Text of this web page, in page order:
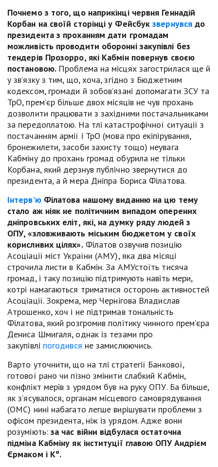
Почнемо з того, що наприкінці червня Геннадій
Корбан на своїй сторінці у Фейсбукзвернувсядо
президента з проханням дати громадам
можливість проводити оборонні закупівлі без
тендерів Прозорро, які Кабмін повернув своєю
постановою. Проблема на місцях загострилася ще й
у зв’язку з тим, що, хоча, згідно з Бюджетним
кодексом, громади й зобов’язані допомагати ЗСУ та
ТрО, прем’єр більше двох місяців не чув прохань
дозволити працювати з західними постачальниками
за передоплатою. На тлі катастрофічної ситуації з
постачанням армії і ТрО (мова про екіпірування,
бронежилети, засоби захисту тощо) неувага
Кабміну до прохань громад обурила не тільки
Корбана, який дерзнув публічно звернутися до
президента, а й мера Дніпра Бориса Філатова.
Інтерв’юФілатова нашому виданню на цю тему
стало аж ніяк не політичним випадом оперених
дніпровських еліт, які, на думку ряду людей з
ОПУ, «зловживають міським бюджетом у своїх
корисливих цілях».Філатов озвучив позицію
Асоціації міст України (АМУ), яка два місяці
строчила листи в Кабмін. За АМУстоїть тисяча
громад, і таку позицію підтримують навіть мери,
котрі намагаються триматися осторонь активностей
Асоціації. Зокрема, мер Чернігова Владислав
Атрошенко, хоч і не підтримав тональність
Філатова, який розгромив політику чинного прем’єра
Дениса Шмигаля, однак із тезами про
закупівлі погодився не замислюючись.
Варто уточнити, що на тлі стратегії Банкової,
готової рано чи пізно змінити слабкий Кабмін,
конфлікт мерів з урядом був на руку ОПУ. Ба більше,
як з’ясувалося, органам місцевого самоврядування
(ОМС) нині набагато легше вирішувати проблеми з
офісом президента, ніж із урядом. Адже вони
розуміють: за час війни відбулася остаточна
підміна Кабміну як інституції главою ОПУ Андрієм
Єрмаком і Кº.